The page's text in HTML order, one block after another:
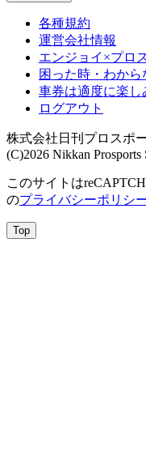
各種規約
運営会社情報
エンジョイ×プロ
困った時・わから
車券は適度に楽し
ログアウト
株式会社日刊プロスポ
(C)2026 Nikkan Prosports
このサイトは
のプライバシーポリシ
Top